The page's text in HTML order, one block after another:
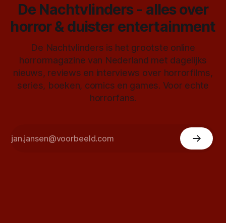
De Nachtvlinders - alles over
horror & duister entertainment
De Nachtvlinders is het grootste online
horrormagazine van Nederland met dagelijks
nieuws, reviews en interviews over horrorfilms,
series, boeken, comics en games. Voor echte
horrorfans.